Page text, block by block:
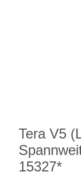
Tera V5
15327*